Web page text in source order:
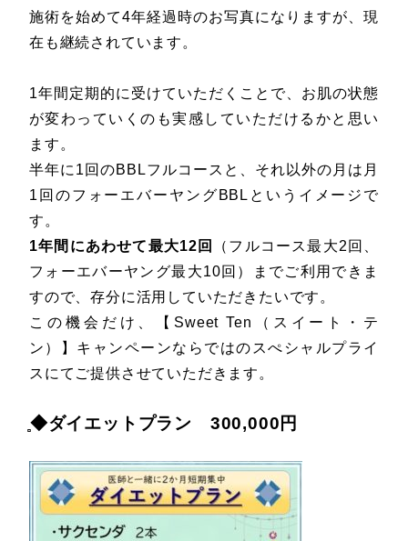
施術を始めて4年経過時のお写真になりますが、現
在も継続されています。
1年間定期的に受けていただくことで、お肌の状態
が変わっていくのも実感していただけるかと思い
ます。
半年に1回のBBLフルコースと、それ以外の月は月
1回のフォーエバーヤングBBLというイメージで
す。
1年間にあわせて最大12回
（フルコース最大2回、
フォーエバーヤング最大10回）までご利用できま
すので、存分に活用していただきたいです。
この機会だけ、【Sweet Ten（スイート・テ
ン）】キャンペーンならではのスぺシャルプライ
スにてご提供させていただきます。
̻◆ダイエットプラン 300,000円